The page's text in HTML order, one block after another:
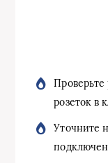
Проверьте
розеток в
Уточните